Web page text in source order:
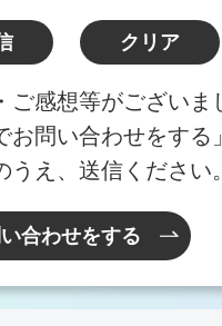
ご感想等がございま
お問い合わせをする
え、送信ください。
合わせをする